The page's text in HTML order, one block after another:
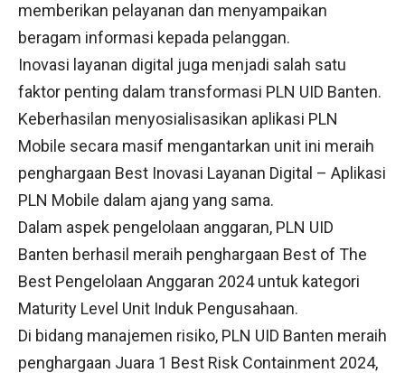
memberikan pelayanan dan menyampaikan
beragam informasi kepada pelanggan.
Inovasi layanan digital juga menjadi salah satu
faktor penting dalam transformasi PLN UID Banten.
Keberhasilan menyosialisasikan aplikasi PLN
Mobile secara masif mengantarkan unit ini meraih
penghargaan Best Inovasi Layanan Digital – Aplikasi
PLN Mobile dalam ajang yang sama.
Dalam aspek pengelolaan anggaran, PLN UID
Banten berhasil meraih penghargaan Best of The
Best Pengelolaan Anggaran 2024 untuk kategori
Maturity Level Unit Induk Pengusahaan.
Di bidang manajemen risiko, PLN UID Banten meraih
penghargaan Juara 1 Best Risk Containment 2024,